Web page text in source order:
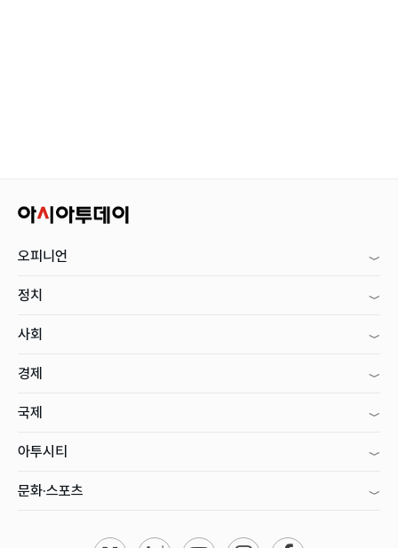
오피니언
정치
사회
경제
국제
아투시티
문화·스포츠